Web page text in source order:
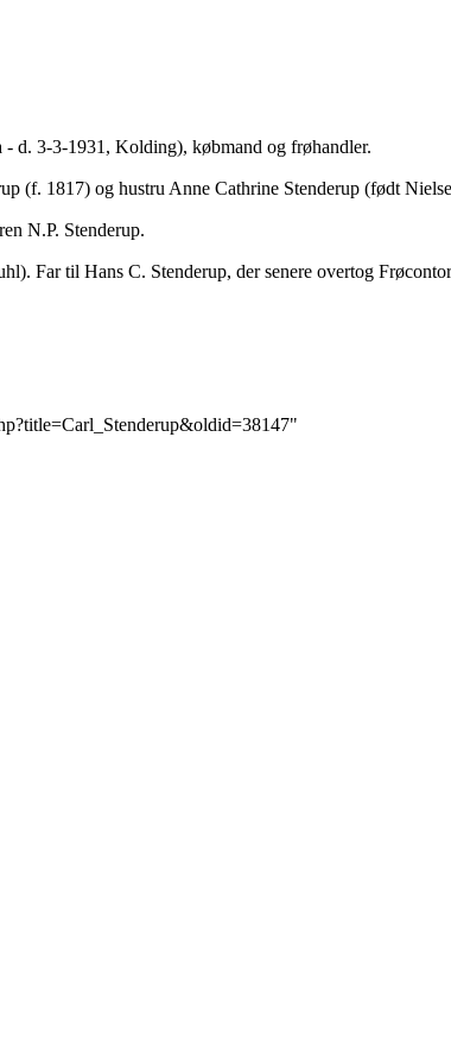
d. 3-3-1931, Kolding), købmand og frøhandler.
(f. 1817) og hustru Anne Cathrine Stenderup (født
N.P. Stenderup.
Far til Hans C. Stenderup, der senere overtog
"